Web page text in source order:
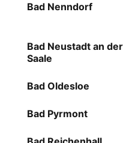
Bad Nenndorf
Bad Neustadt an der
Saale
Bad Oldesloe
Bad Pyrmont